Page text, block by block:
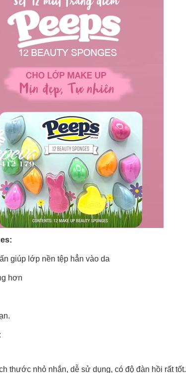
giúp lớp nền tệp hẳn vào da
hơn
thước nhỏ nhắn, dễ sử dụng, có độ đàn hồi rất tốt.